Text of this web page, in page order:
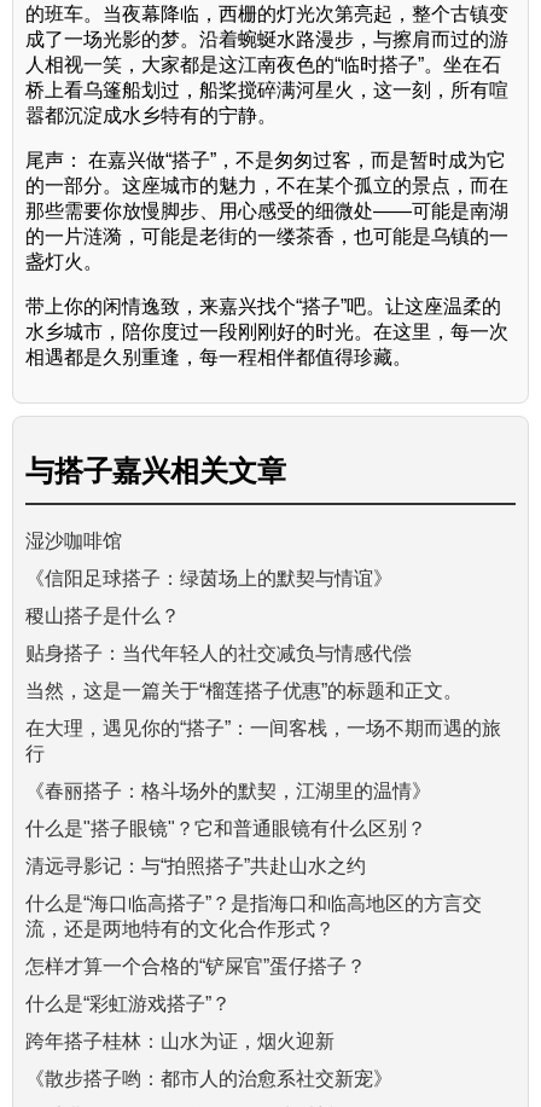
的班车。当夜幕降临，西栅的灯光次第亮起，整个古镇变
成了一场光影的梦。沿着蜿蜒水路漫步，与擦肩而过的游
人相视一笑，大家都是这江南夜色的“临时搭子”。坐在石
桥上看乌篷船划过，船桨搅碎满河星火，这一刻，所有喧
嚣都沉淀成水乡特有的宁静。
尾声： 在嘉兴做“搭子”，不是匆匆过客，而是暂时成为它
的一部分。这座城市的魅力，不在某个孤立的景点，而在
那些需要你放慢脚步、用心感受的细微处——可能是南湖
的一片涟漪，可能是老街的一缕茶香，也可能是乌镇的一
盏灯火。
带上你的闲情逸致，来嘉兴找个“搭子”吧。让这座温柔的
水乡城市，陪你度过一段刚刚好的时光。在这里，每一次
相遇都是久别重逢，每一程相伴都值得珍藏。
与搭子嘉兴相关文章
湿沙咖啡馆
《信阳足球搭子：绿茵场上的默契与情谊》
稷山搭子是什么？
贴身搭子：当代年轻人的社交减负与情感代偿
当然，这是一篇关于“榴莲搭子优惠”的标题和正文。
在大理，遇见你的“搭子”：一间客栈，一场不期而遇的旅
行
《春丽搭子：格斗场外的默契，江湖里的温情》
什么是"搭子眼镜"？它和普通眼镜有什么区别？
清远寻影记：与“拍照搭子”共赴山水之约
什么是“海口临高搭子”？是指海口和临高地区的方言交
流，还是两地特有的文化合作形式？
怎样才算一个合格的“铲屎官”蛋仔搭子？
什么是“彩虹游戏搭子”？
跨年搭子桂林：山水为证，烟火迎新
《散步搭子哟：都市人的治愈系社交新宠》